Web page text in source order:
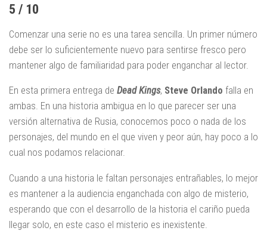
5 / 10
Comenzar una serie no es una tarea sencilla. Un primer número
debe ser lo suficientemente nuevo para sentirse fresco pero
mantener algo de familiaridad para poder enganchar al lector.
En esta primera entrega de Dead Kings, Steve Orlando falla en
ambas. En una historia ambigua en lo que parecer ser una
versión alternativa de Rusia, conocemos poco o nada de los
personajes, del mundo en el que viven y peor aún, hay poco a lo
cual nos podamos relacionar.
Cuando a una historia le faltan personajes entrañables, lo mejor
es mantener a la audiencia enganchada con algo de misterio,
esperando que con el desarrollo de la historia el cariño pueda
llegar solo, en este caso el misterio es inexistente.